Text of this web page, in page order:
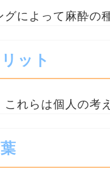
によって麻酔の
ット
れらは個人の考